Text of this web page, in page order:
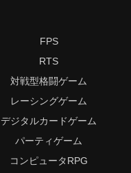
FPS
RTS
対戦型格闘ゲーム
レーシングゲーム
デジタルカードゲーム
パーティゲーム
コンピュータRPG